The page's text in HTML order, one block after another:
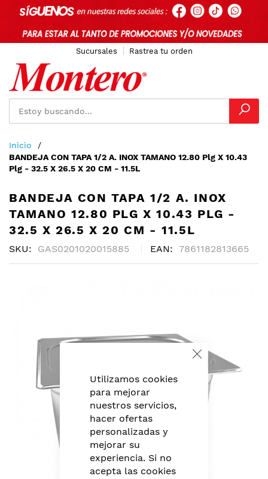
Close
Cookie
Bar
Utilizamos cookies
para mejorar
nuestros servicios,
hacer ofertas
personalizadas y
mejorar su
experiencia. Si no
acepta las cookies
Sucursales Rastrea tu orden
contenido
Inicio
BANDEJA CON TAPA 1/2 A. INOX TAMANO 12.80 Plg X 10.43
Plg - 32.5 X 26.5 X 20 CM - 11.5L
BANDEJA CON TAPA 1/2 A. INOX
TAMANO 12.80 PLG X 10.43 PLG -
32.5 X 26.5 X 20 CM - 11.5L
SKU GAS0201020015885 EAN 7861182813665
images
gallery